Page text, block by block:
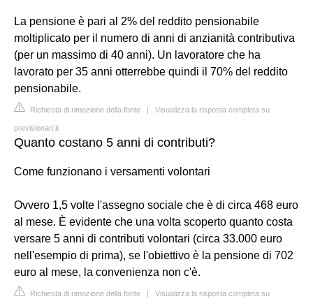
La pensione è pari al 2% del reddito pensionabile
moltiplicato per il numero di anni di anzianità contributiva
(per un massimo di 40 anni). Un lavoratore che ha
lavorato per 35 anni otterrebbe quindi il 70% del reddito
pensionabile.
Richiesta di rimozione della fonte | Visualizza la risposta completa su
previsionari.it
Quanto costano 5 anni di contributi?
Come funzionano i versamenti volontari
Ovvero 1,5 volte l'assegno sociale che è di circa 468 euro
al mese. È evidente che una volta scoperto quanto costa
versare 5 anni di contributi volontari (circa 33.000 euro
nell'esempio di prima), se l'obiettivo è la pensione di 702
euro al mese, la convenienza non c'è.
Richiesta di rimozione della fonte | Visualizza la risposta completa su